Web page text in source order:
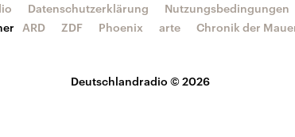
Deutschlandradio © 2026
Datenschutzerklärung Nutzungsbedingungen
ARD ZDF Phoenix arte Chronik der